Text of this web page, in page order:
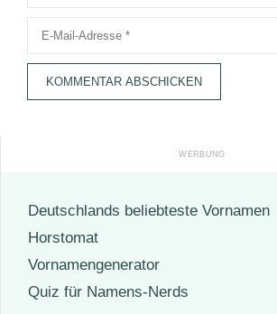
Deutschlands beliebteste Vornamen
Horstomat
Vornamengenerator
Quiz für Namens-Nerds